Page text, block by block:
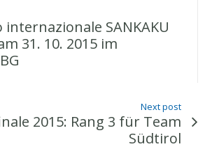
internazionale SANKAKU
31. 10. 2015 im
Next post
2015: Rang 3 für Team
Südtirol